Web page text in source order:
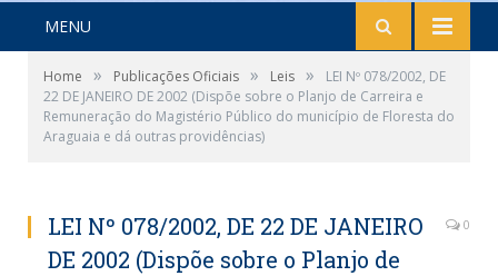
MENU
Home » Publicações Oficiais » Leis »
LEI Nº 078/2002, DE
22 DE JANEIRO DE 2002 (Dispõe sobre o Planjo de Carreira e
Remuneração do Magistério Público do município de Floresta do
Araguaia e dá outras providências)
LEI Nº 078/2002, DE 22 DE JANEIRO
DE 2002 (Dispõe sobre o Planjo de
0